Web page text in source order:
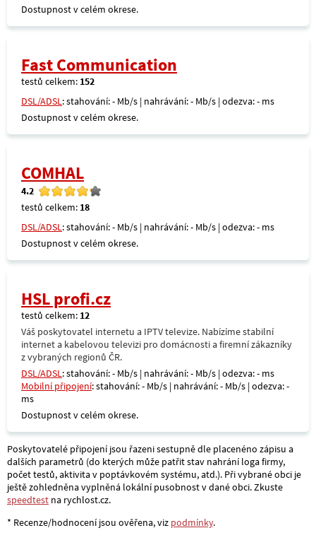
Dostupnost v celém okrese.
Fast Communication
testů celkem: 152
DSL/ADSL: stahování: - Mb/s | nahrávání: - Mb/s | odezva: - ms
Dostupnost v celém okrese.
COMHAL
4.2
testů celkem: 18
DSL/ADSL: stahování: - Mb/s | nahrávání: - Mb/s | odezva: - ms
Dostupnost v celém okrese.
HSL profi.cz
testů celkem: 12
Váš poskytovatel internetu a IPTV televize. Nabízíme stabilní
internet a kabelovou televizi pro domácnosti a firemní zákazníky
z vybraných regionů ČR.
DSL/ADSL: stahování: - Mb/s | nahrávání: - Mb/s | odezva: - ms
Mobilní připojení: stahování: - Mb/s | nahrávání: - Mb/s | odezva: -
ms
Dostupnost v celém okrese.
Poskytovatelé připojení jsou řazeni sestupně dle placenéno zápisu a
dalších parametrů (do kterých může patřit stav nahrání loga firmy,
počet testů, aktivita v poptávkovém systému, atd.). Při vybrané obci je
ještě zohledněna vyplněná lokální pusobnost v dané obci. Zkuste
speedtest na rychlost.cz.
* Recenze/hodnocení jsou ověřena, viz podmínky.